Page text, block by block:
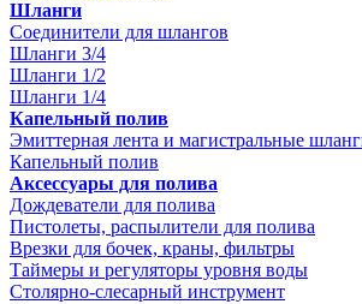
Шланги
Соединители для шлангов
Шланги 3/4
Шланги 1/2
Шланги 1/4
Капельный полив
Эмиттерная лента и магистральные
Капельный полив
Аксессуары для полива
Дождеватели для полива
Пистолеты, распылители для полива
Врезки для бочек, краны, фильтры
Таймеры и регуляторы уровня воды
Столярно-слесарный инструмент